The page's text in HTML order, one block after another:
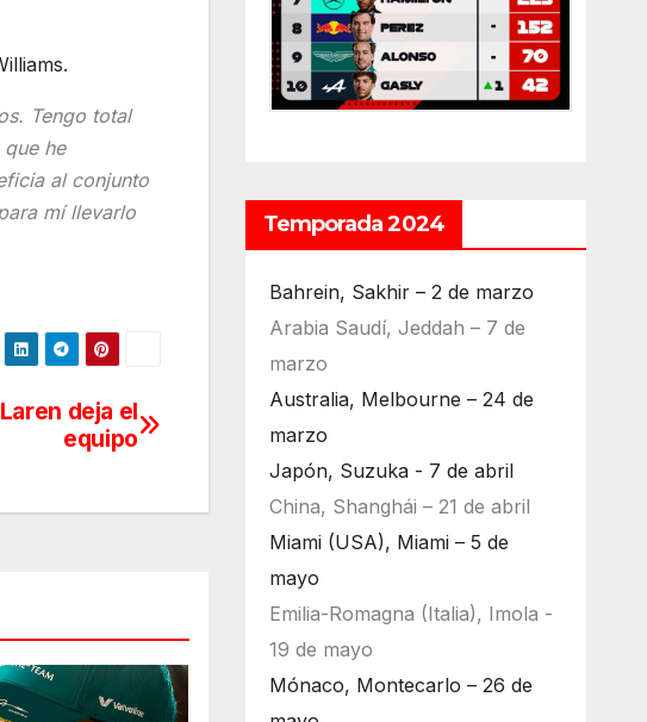
Tengo total
he
al conjunto
mí llevarlo
deja el
equipo
Temporada 2024
Bahrein, Sakhir – 2 de marzo
Arabia Saudí, Jeddah – 7 de
marzo
Australia, Melbourne – 24 de
marzo
Japón, Suzuka - 7 de abril
China, Shanghái – 21 de abril
Miami (USA), Miami – 5 de
mayo
Emilia-Romagna (Italia), Imola -
19 de mayo
Mónaco, Montecarlo – 26 de